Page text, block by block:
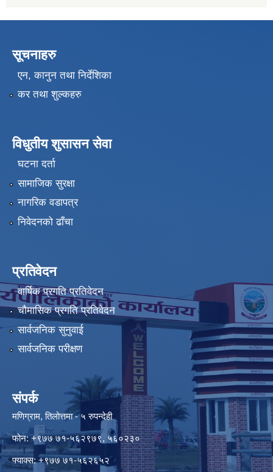
सूचनाहरु
एन, कानुन तथा निर्देशिका
कर तथा शुल्कहरु
विधुतीय शुसासन सेवा
घटना दर्ता
सामाजिक सुरक्षा
नागरिक वडापत्र
निवेदनको ढाँचा
प्रतिवेदन
वार्षिक प्रगति प्रतिवेदन
चौमासिक प्रगति प्रतिवेदन
सार्वजनिक सुनुवाई
सार्वजनिक परीक्षण
संपर्क
मणिग्राम, तिलोत्तमा - ५ रुपन्देही
फोन: +९७७ ७१-५६२९७९, ५६०२३०
फ्याक्स: +९७७ ७१-५६२६५२